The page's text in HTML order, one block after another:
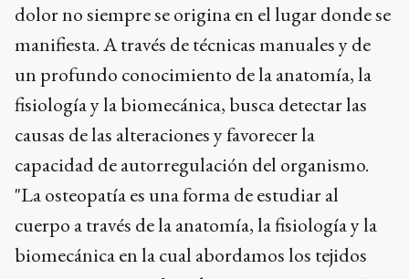
dolor no siempre se origina en el lugar donde se
manifiesta. A través de técnicas manuales y de
un profundo conocimiento de la anatomía, la
fisiología y la biomecánica, busca detectar las
causas de las alteraciones y favorecer la
capacidad de autorregulación del organismo.
"La osteopatía es una forma de estudiar al
cuerpo a través de la anatomía, la fisiología y la
biomecánica en la cual abordamos los tejidos